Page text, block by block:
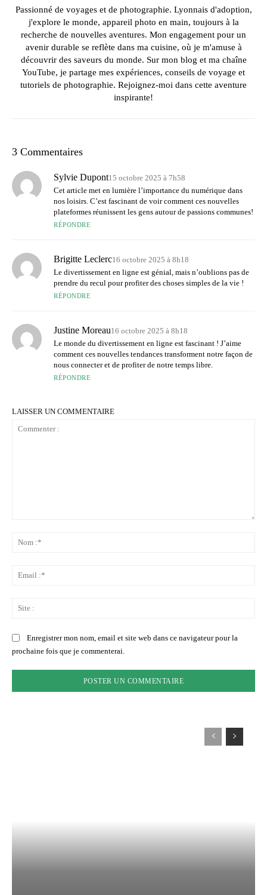
Passionné de voyages et de photographie. Lyonnais d'adoption,
j'explore le monde, appareil photo en main, toujours à la
recherche de nouvelles aventures. Mon engagement pour un
avenir durable se reflète dans ma cuisine, où je m'amuse à
découvrir des saveurs du monde. Sur mon blog et ma chaîne
YouTube, je partage mes expériences, conseils de voyage et
tutoriels de photographie. Rejoignez-moi dans cette aventure
inspirante!
3 Commentaires
Sylvie Dupont15 octobre 2025 à 7h58
Cet article met en lumière l’importance du numérique dans
nos loisirs. C’est fascinant de voir comment ces nouvelles
plateformes réunissent les gens autour de passions communes!
RÉPONDRE
Brigitte Leclerc16 octobre 2025 à 8h18
Le divertissement en ligne est génial, mais n’oublions pas de
prendre du recul pour profiter des choses simples de la vie !
RÉPONDRE
Justine Moreau16 octobre 2025 à 8h18
Le monde du divertissement en ligne est fascinant ! J’aime
comment ces nouvelles tendances transforment notre façon de
nous connecter et de profiter de notre temps libre.
RÉPONDRE
LAISSER UN COMMENTAIRE
Enregistrer mon nom, email et site web dans ce navigateur pour la
prochaine fois que je commenterai.